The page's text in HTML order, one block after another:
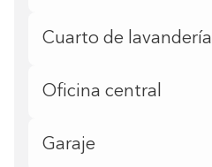
Cuarto de lavandería
Oficina central
Garaje